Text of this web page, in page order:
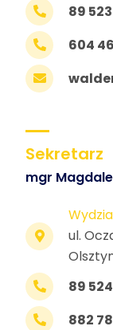
89
604
Sekretarz
mgr
ul.
89
882